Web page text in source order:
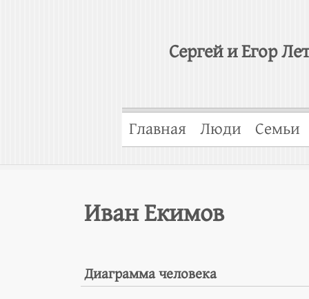
Сергей и Егор
Главная Люди Семьи
Иван Екимов
Диаграмма человека